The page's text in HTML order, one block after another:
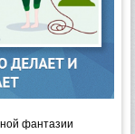
фантазии